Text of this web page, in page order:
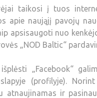
taikosi į tuos
apie naująjį pavojų
apsisaugoti nuo
„NOD Baltic“
„Facebook“
(profilyje).
atnaujinamas ir